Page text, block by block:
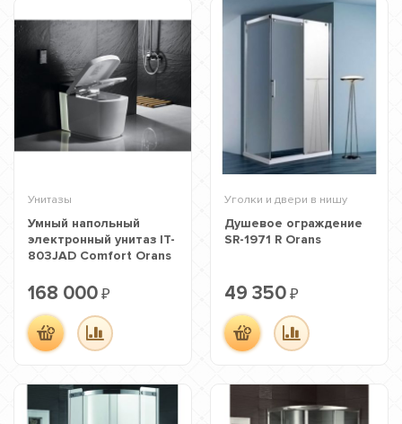
Унитазы
Умный напольный
электронный унитаз IT-
803JAD Comfort Orans
168 000 ₽
Уголки и двери в нишу
Душевое ограждение
SR-1971 R Orans
49 350 ₽